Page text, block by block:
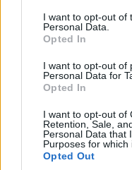
consent section.
I want to opt-out of
Personal Data.
Opted In
I want to opt-out of
Personal Data for
Opted In
I want to opt-out of
Retention, Sale,
Personal Data that
Purposes for which
Opted Out